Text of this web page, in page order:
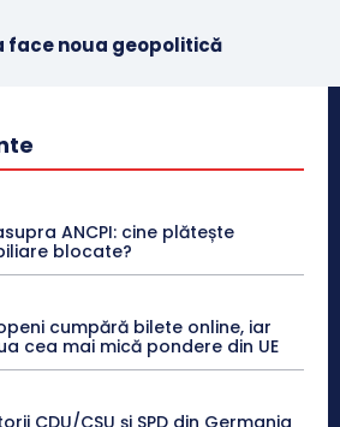
face noua geopolitică
ANCPI: cine plătește
blocate?
cumpără bilete online, iar
cea mai mică pondere din UE